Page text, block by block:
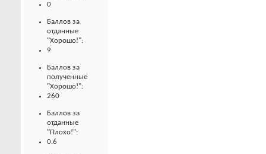
0
Баллов за
отданные
"Хорошо!":
9
Баллов за
полученные
"Хорошо!":
260
Баллов за
отданные
"Плохо!":
0.6